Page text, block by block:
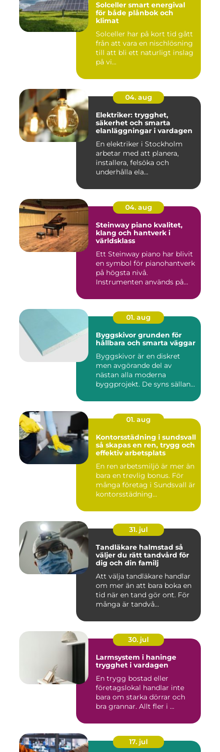
Solceller smart energival
för både plånbok och
klimat
Solceller har på kort tid gått
från att vara en nischlösning
till att bli ett naturligt inslag
på vi...
04. aug
Elektriker: trygghet,
säkerhet och smarta
elanläggningar i vardagen
En elektriker i Stockholm
arbetar med att planera,
installera, felsöka och
underhålla ela...
04. aug
Steinway piano kvalitet,
klang och hantverk i
världsklass
Ett Steinway piano har blivit
en symbol för pianohantverk
på högsta nivå.
Instrumenten används på
01. aug
Byggskivor grunden för
hållbara och smarta väggar
Byggskivor är en diskret
men avgörande del av
nästan alla moderna
byggprojekt. De syns sällan
01. aug
Kontorsstädning i sundsvall
så skapas en ren, trygg och
effektiv arbetsplats
En ren arbetsmiljö är mer än
bara en trevlig bonus. För
många företag i Sundsvall är
kontorsstädning...
31. jul
Tandläkare halmstad så
väljer du rätt tandvård för
dig och din familj
Att välja tandläkare handlar
om mer än att bara boka en
tid när en tand gör ont. För
många är tandvå...
30. jul
Larmsystem i haninge
trygghet i vardagen
En trygg bostad eller
företagslokal handlar inte
bara om starka dörrar och
bra grannar. Allt fler i ...
17. jul